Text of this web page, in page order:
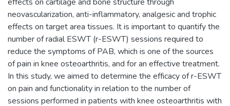
neovascularization, anti-inflammatory, analgesic and trophic
effects on target area tissues. It is important to quantify the
number of radial ESWT (r-ESWT) sessions required to
reduce the symptoms of PAB, which is one of the sources
of pain in knee osteoarthritis, and for an effective treatment.
In this study, we aimed to determine the efficacy of r-ESWT
on pain and functionality in relation to the number of
sessions performed in patients with knee osteoarthritis with